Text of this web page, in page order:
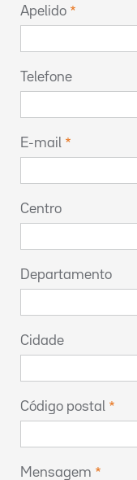
Apelido
Telefone
E-mail
Centro
Departamento
Cidade
Código postal
Mensagem